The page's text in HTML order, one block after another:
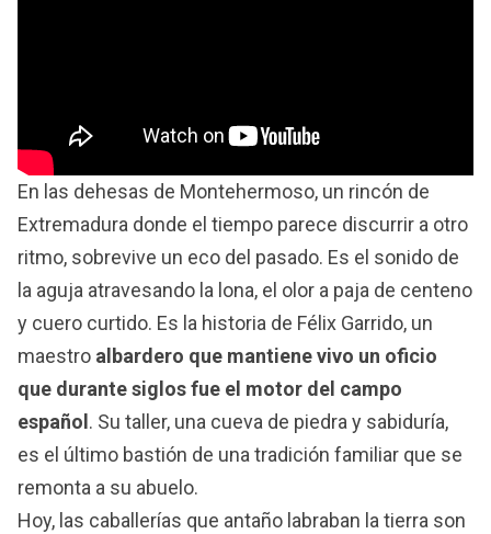
En las dehesas de Montehermoso, un rincón de
Extremadura donde el tiempo parece discurrir a otro
ritmo, sobrevive un eco del pasado. Es el sonido de
la aguja atravesando la lona, el olor a paja de centeno
y cuero curtido. Es la historia de Félix Garrido, un
maestro albardero que mantiene vivo un oficio
que durante siglos fue el motor del campo
español . Su taller, una cueva de piedra y sabiduría,
es el último bastión de una tradición familiar que se
remonta a su abuelo.
Hoy, las caballerías que antaño labraban la tierra son